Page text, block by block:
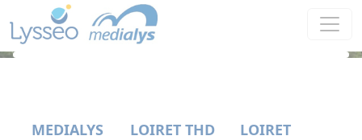
MEDIALYS
LOIRET THD
LOIRET
Panneau de gestion des cookies